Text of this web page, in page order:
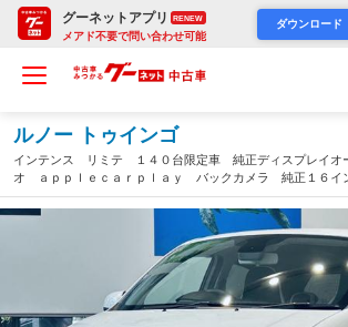
グーネットアプリ RENEW
メアド不要で問い合わせ可能
ダウンロード
ルノー トゥインゴ
インテンス リミテ １４０台限定車 純正ディスプレイオ
オ ａｐｐｌｅｃａｒｐｌａｙ バックカメラ 純正１６イ
Ｗ クリアランスソナー クルコン ハーフ革 シートヒ
リモコンキー ＡＵＸ ＵＳＢ ＢＴ（大阪府）